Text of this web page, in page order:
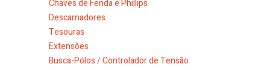
Chaves de Fenda e Phillips
Descarnadores
Tesouras
Extensões
Busca-Pólos / Controlador de Tensão